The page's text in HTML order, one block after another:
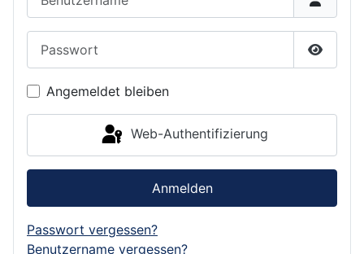
Angemeldet bleiben
Web-Authentifizierung
Anmelden
Passwort vergessen?
Benutzername vergessen?